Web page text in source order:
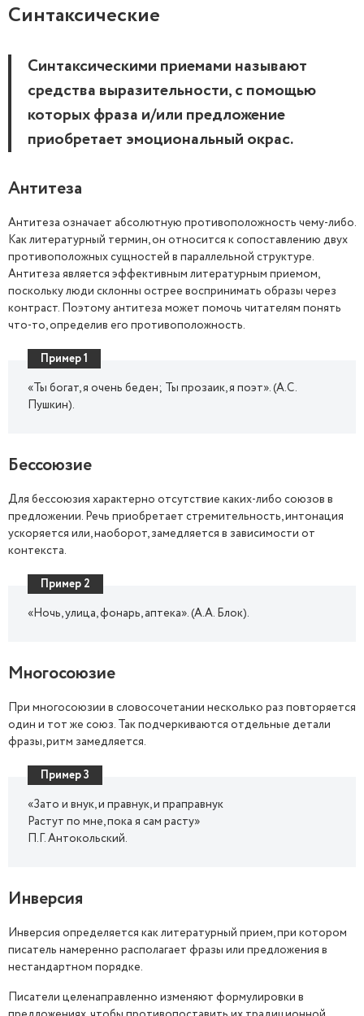
Синтаксические
Синтаксическими приемами называют
средства выразительности, с помощью
которых фраза и/или предложение
приобретает эмоциональный окрас.
Антитеза
Антитеза означает абсолютную противоположность чему-либо.
Как литературный термин, он относится к сопоставлению двух
противоположных сущностей в параллельной структуре.
Антитеза является эффективным литературным приемом,
поскольку люди склонны острее воспринимать образы через
контраст. Поэтому антитеза может помочь читателям понять
что-то, определив его противоположность.
Пример 1
«Ты богат, я очень беден; Ты прозаик, я поэт». (А.С.
Пушкин).
Бессоюзие
Для бессоюзия характерно отсутствие каких-либо союзов в
предложении. Речь приобретает стремительность, интонация
ускоряется или, наоборот, замедляется в зависимости от
контекста.
Пример 2
«Ночь, улица, фонарь, аптека». (А.А. Блок).
Многосоюзие
При многосоюзии в словосочетании несколько раз повторяется
один и тот же союз. Так подчеркиваются отдельные детали
фразы, ритм замедляется.
Пример 3
«Зато и внук, и правнук, и праправнук
Растут по мне, пока я сам расту»
П.Г. Антокольский.
Инверсия
Инверсия определяется как литературный прием, при котором
писатель намеренно располагает фразы или предложения в
нестандартном порядке.
Писатели целенаправленно изменяют формулировки в